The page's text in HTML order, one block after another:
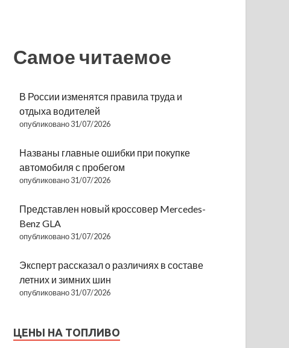
Самое читаемое
В России изменятся правила труда и
отдыха водителей
опубликовано 31/07/2026
Названы главные ошибки при покупке
автомобиля с пробегом
опубликовано 31/07/2026
Представлен новый кроссовер Mercedes-
Benz GLA
опубликовано 31/07/2026
Эксперт рассказал о различиях в составе
летних и зимних шин
опубликовано 31/07/2026
ЦЕНЫ НА ТОПЛИВО